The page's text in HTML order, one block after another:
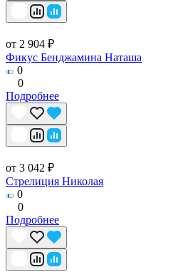
от 2 904 ₽
Фикус Бенджамина Наташа
0
0
Подробнее
от 3 042 ₽
Стрелиция Николая
0
0
Подробнее